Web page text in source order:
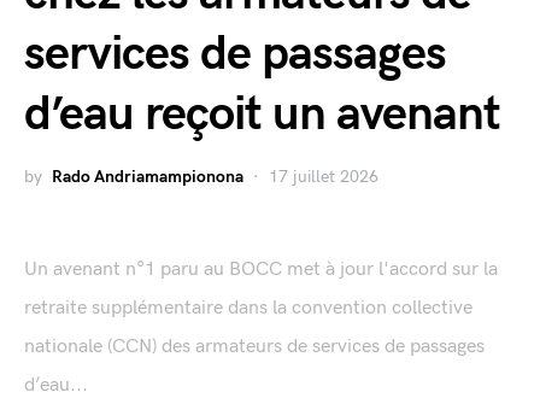
services de passages
d’eau reçoit un avenant
by Rado Andriamampionona 17 juillet 2026
Un avenant n°1 paru au BOCC met à jour l'accord sur la
retraite supplémentaire dans la convention collective
nationale (CCN) des armateurs de services de passages
d’eau...